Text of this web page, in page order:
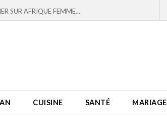
CUISINE SANTÉ MARIAGE